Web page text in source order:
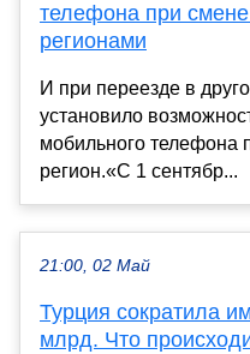
телефона при
регионами
И при переезде в
установило
мобильного телефона
регион.«С 1 сентябр...
21:00, 02 Май
Турция сократила
млрд. Что